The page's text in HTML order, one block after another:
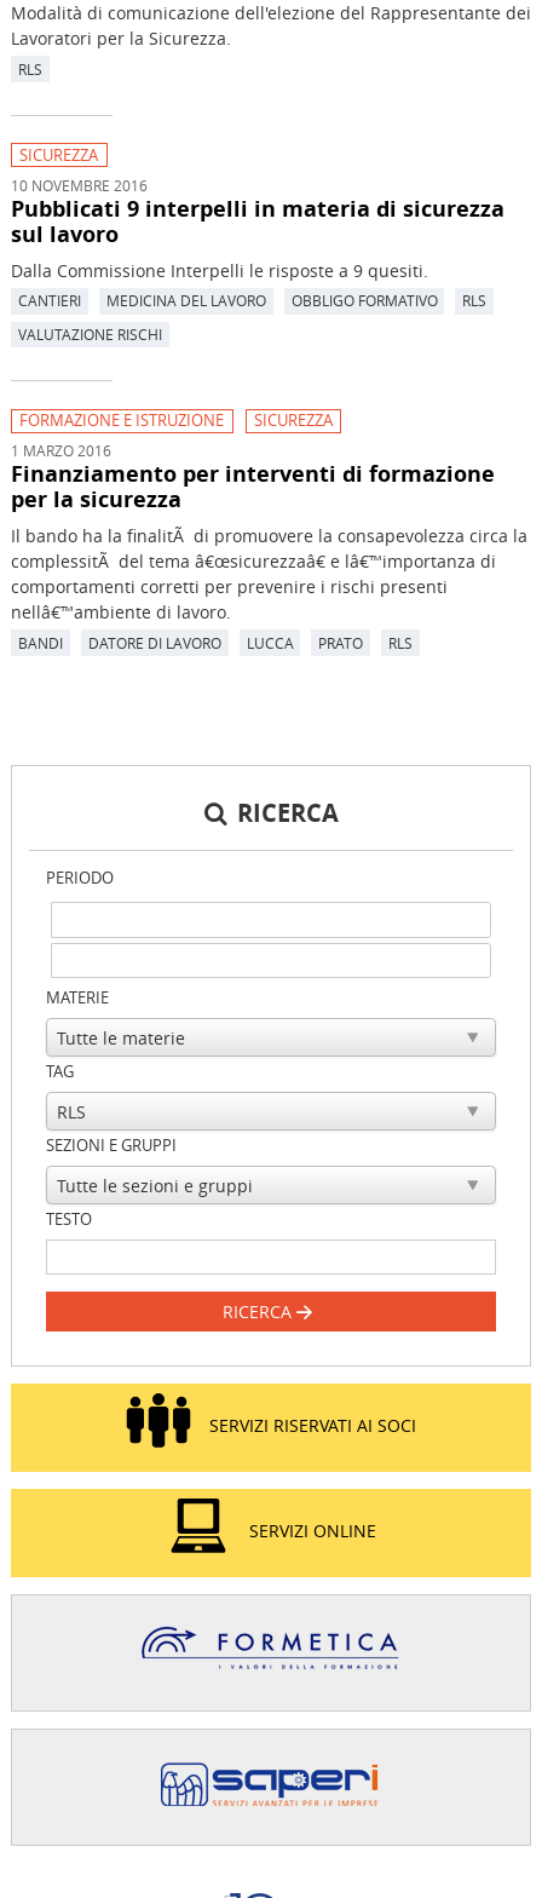
Modalità di comunicazione dell'elezione del Rappresentante dei
Lavoratori per la Sicurezza.
RLS
SICUREZZA
10 NOVEMBRE 2016
Pubblicati 9 interpelli in materia di sicurezza
sul lavoro
Dalla Commissione Interpelli le risposte a 9 quesiti.
CANTIERI MEDICINA DEL LAVORO OBBLIGO FORMATIVO
RLS
VALUTAZIONE RISCHI
FORMAZIONE E ISTRUZIONE SICUREZZA
1 MARZO 2016
Finanziamento per interventi di formazione
per la sicurezza
Il bando ha la finalitÃ di promuovere la consapevolezza circa la
complessitÃ del tema â€œsicurezzaâ€ e lâ€™importanza di
comportamenti corretti per prevenire i rischi presenti
nellâ€™ambiente di lavoro.
BANDI DATORE DI LAVORO LUCCA PRATO RLS
RICERCA
PERIODO
MATERIE
TAG
SEZIONI E GRUPPI
TESTO
RICERCA
SERVIZI RISERVATI AI SOCI
SERVIZI ONLINE